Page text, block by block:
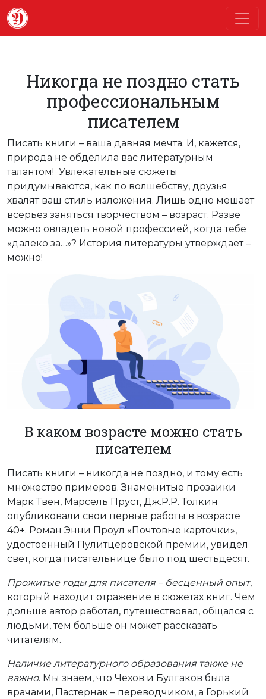
Никогда не поздно стать
профессиональным
писателем
Писать книги – ваша давняя мечта. И, кажется,
природа не обделила вас литературным
талантом! Увлекательные сюжеты
придумываются, как по волшебству, друзья
хвалят ваш стиль изложения. Лишь одно мешает
всерьёз заняться творчеством – возраст. Разве
можно овладеть новой профессией, когда тебе
«далеко за…»? История литературы утверждает –
можно!
В каком возрасте можно стать
писателем
Писать книги – никогда не поздно, и тому есть
множество примеров. Знаменитые прозаики
Марк Твен, Марсель Пруст, Дж.Р.Р. Толкин
опубликовали свои первые работы в возрасте
40+. Роман Энни Проул «Почтовые карточки»,
удостоенный Пулитцеровской премии, увидел
свет, когда писательнице было под шестьдесят.
Прожитые годы для писателя – бесценный опыт,
который находит отражение в сюжетах книг. Чем
дольше автор работал, путешествовал, общался с
людьми, тем больше он может рассказать
читателям.
Наличие литературного образования также не
важно. Мы знаем, что Чехов и Булгаков была
врачами, Пастернак – переводчиком, а Горький